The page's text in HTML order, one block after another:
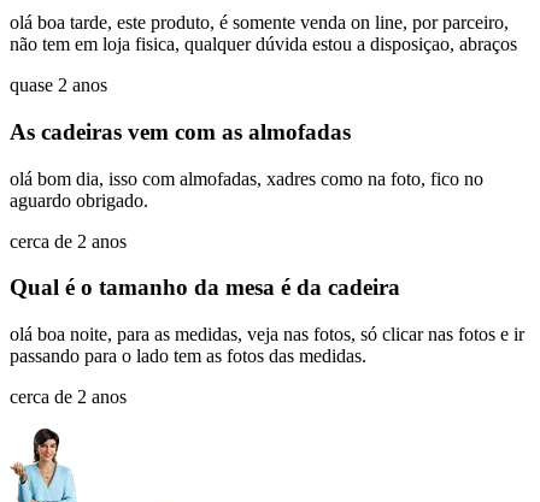
olá boa tarde, este produto, é somente venda on line, por parceiro,
não tem em loja fisica, qualquer dúvida estou a disposiçao, abraços
quase 2 anos
As cadeiras vem com as almofadas
olá bom dia, isso com almofadas, xadres como na foto, fico no
aguardo obrigado.
cerca de 2 anos
Qual é o tamanho da mesa é da cadeira
olá boa noite, para as medidas, veja nas fotos, só clicar nas fotos e ir
passando para o lado tem as fotos das medidas.
cerca de 2 anos